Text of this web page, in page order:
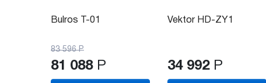
Bulros T-01
83 596 Р
81 088 Р
Vektor HD-ZY1
34 992 Р